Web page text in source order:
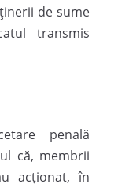
de sume
transmis
penală
că, membrii
acționat, în